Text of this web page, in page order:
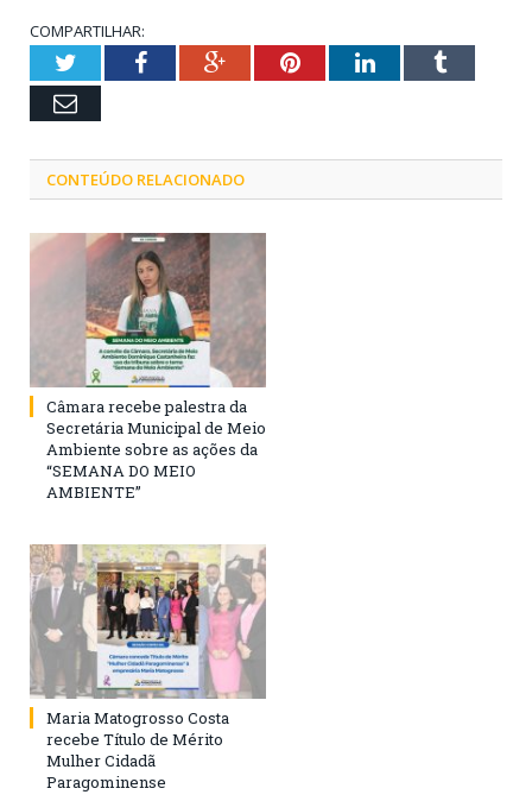
COMPARTILHAR:
TwitterFacebookGoogle+PinterestLinkedInTumblr
Email
CONTEÚDO RELACIONADO
Câmara recebe palestra da
Secretária Municipal de Meio
Ambiente sobre as ações da
“SEMANA DO MEIO
AMBIENTE”
Maria Matogrosso Costa
recebe Título de Mérito
Mulher Cidadã
Paragominense